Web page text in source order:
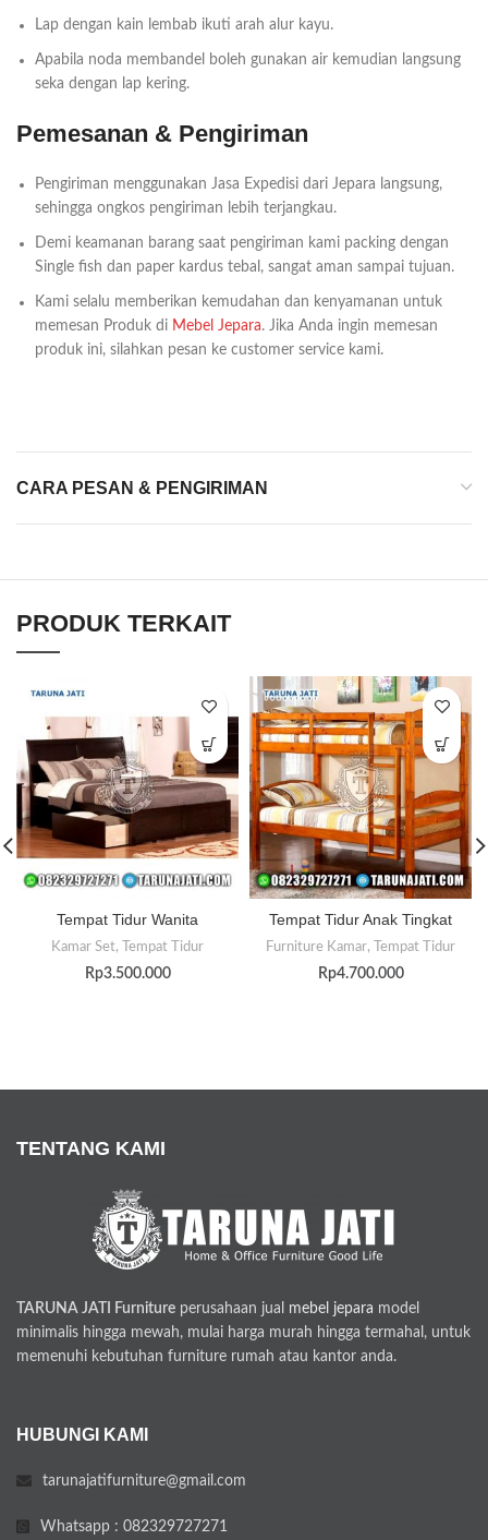
Lap dengan kain lembab ikuti arah alur kayu.
Apabila noda membandel boleh gunakan air kemudian langsung
seka dengan lap kering.
Pemesanan & Pengiriman
Pengiriman menggunakan Jasa Expedisi dari Jepara langsung,
sehingga ongkos pengiriman lebih terjangkau.
Demi keamanan barang saat pengiriman kami packing dengan
Single fish dan paper kardus tebal, sangat aman sampai tujuan.
Kami selalu memberikan kemudahan dan kenyamanan untuk
memesan Produk di Mebel Jepara. Jika Anda ingin memesan
produk ini, silahkan pesan ke customer service kami.
CARA PESAN & PENGIRIMAN
PRODUK TERKAIT
Tempat Tidur Wanita
Kamar Set,
Tempat Tidur
Rp3.500.000
Tempat Tidur Anak Tingkat
Furniture Kamar,
Tempat Tidur
Rp4.700.000
TENTANG KAMI
TARUNA JATI Furniture perusahaan jual mebel jepara model
minimalis hingga mewah, mulai harga murah hingga termahal, untuk
memenuhi kebutuhan furniture rumah atau kantor anda.
HUBUNGI KAMI
tarunajatifurniture@gmail.com
Whatsapp : 082329727271